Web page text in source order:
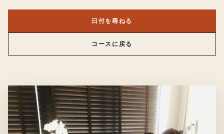
日付を尋ねる
コースに戻る